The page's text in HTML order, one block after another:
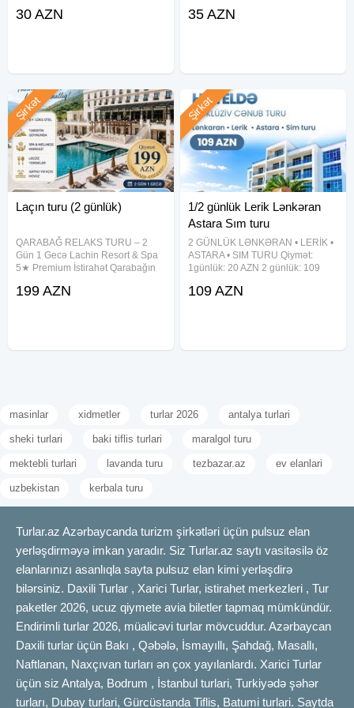
Qiymət: 30 AZN Qiymətə Daxildir:
30 AZN
Her hefte sonu Hər həftə sonu.
35 AZN
Laçın turu (2 günlük)
QARABAĞ RELAKS TURU – 2
Gün 1 Gecə Lachin Resort & Spa
5★ Premium İstirahət Qarabağın
ulduzlu oteldə komfortlu istirahətin
Şirkət
199 AZN
1/2 günlük Lerik Lənkəran
Astara Sım turu
2 GÜNLÜK LƏNKƏRAN • LERİK •
ASTARA • SIM TURU Qiymət:
1günlük: 20 AZN 2 günlük: 109
25-26, 29-30 İyul TURDA
Şirkət
109 AZN
masinlar xidmetler turlar 2026 antalya turlari
sheki turlari baki tiflis turlari maralgol turu
mektebli turlari lavanda turu tezbazar.az ev elanlari
uzbekistan kerbala turu
Turlar.az Azərbaycanda turizm şirkətləri üçün pulsuz elan
yerləşdirməyə imkan yaradır. Siz Turlar.az saytı vasitəsilə öz
elanlarınızı asanlıqla sayta pulsuz elan kimi yerləşdirə
bilərsiniz. Daxili Turlar , Xarici Turlar, istirahet merkezleri , Tur
paketler 2026, ucuz qiymete avia biletler tapmaq mümkündür.
Endirimli turlar 2026, müalicəvi turlar mövcuddur. Azərbaycan
Daxili turlar üçün Bakı , Qəbələ, İsmayıllı, Şahdağ, Masallı,
Naftlanan, Naxçıvan turları ən çox yayılanlardı. Xarici Turlar
üçün siz Antalya, Bodrum , İstanbul turlari, Turkiyədə şəhər
turları, Dubay turlari, Gürcüstanda Tiflis, Batumi turlari. Saytda